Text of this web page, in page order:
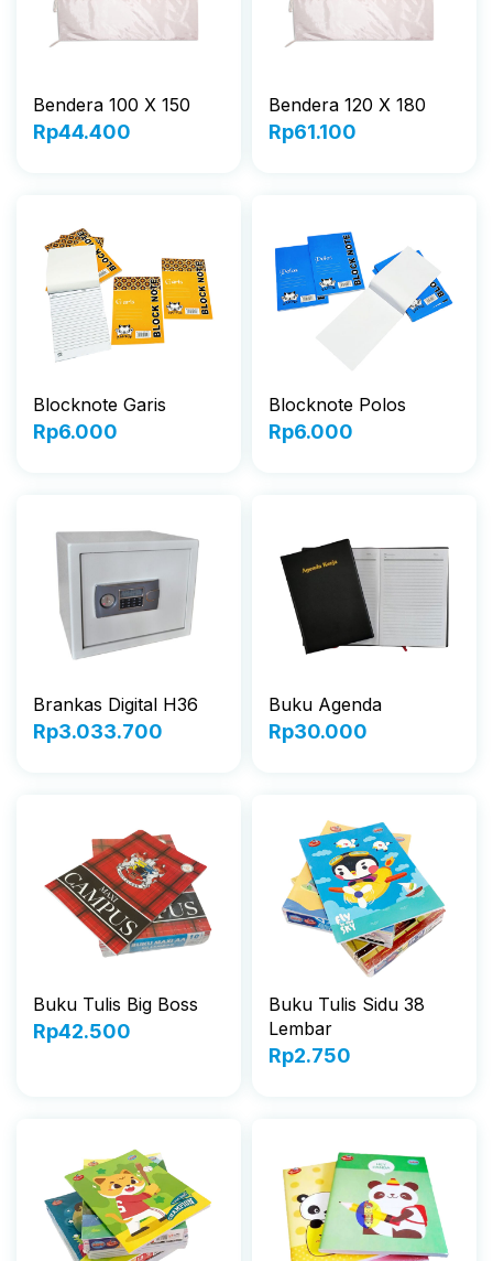
Bendera 100 X 150
Rp44.400
Bendera 120 X 180
Rp61.100
Blocknote Garis
Rp6.000
Blocknote Polos
Rp6.000
Brankas Digital H36
Rp3.033.700
Buku Agenda
Rp30.000
Buku Tulis Big Boss
Rp42.500
Buku Tulis Sidu 38
Lembar
Rp2.750